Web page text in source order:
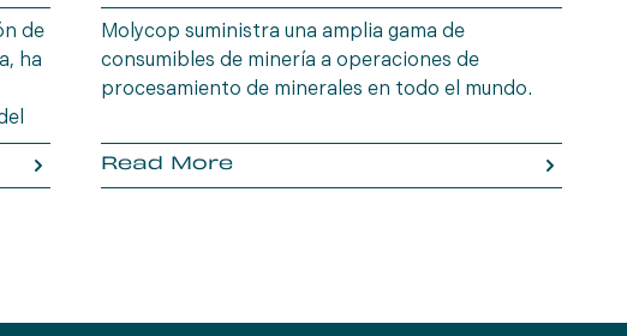
de
ha
Molycop suministra una amplia gama de
consumibles de minería a operaciones de
procesamiento de minerales en todo el mundo.
Read More